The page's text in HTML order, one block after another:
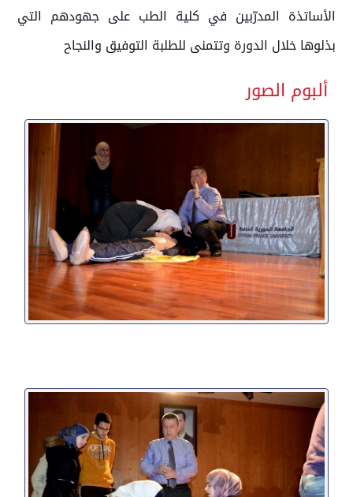
الأساتذة المدرّبين في كلية الطب على جهودهم التي
بذلوها خلال الدورة وتتمنى للطلبة التوفيق والنجاح
ألبوم الصور